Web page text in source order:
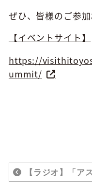
ぜひ、皆様のご参
【イベントサイト】
https://
ummit/
【ラジオ】「ア